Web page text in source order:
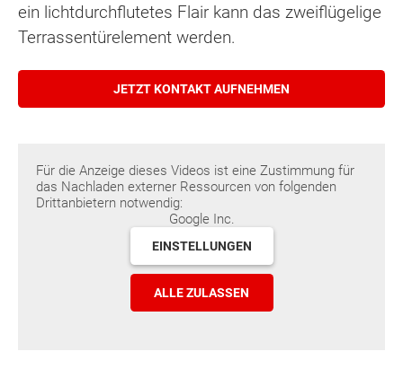
ein lichtdurchflutetes Flair kann das zweiflügelige
Terrassentürelement werden.
JETZT KONTAKT AUFNEHMEN
Für die Anzeige dieses Videos ist eine Zustimmung für
das Nachladen externer Ressourcen von folgenden
Drittanbietern notwendig:
Google Inc.
EINSTELLUNGEN
ALLE ZULASSEN